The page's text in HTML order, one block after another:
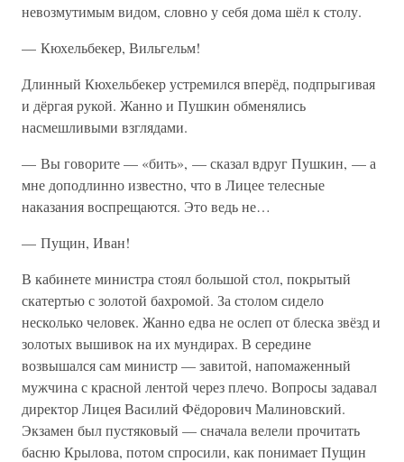
невозмутимым видом, словно у себя дома шёл к столу.
— Кюхельбекер, Вильгельм!
Длинный Кюхельбекер устремился вперёд, подпрыгивая
и дёргая рукой. Жанно и Пушкин обменялись
насмешливыми взглядами.
— Вы говорите — «бить», — сказал вдруг Пушкин, — а
мне доподлинно известно, что в Лицее телесные
наказания воспрещаются. Это ведь не…
— Пущин, Иван!
В кабинете министра стоял большой стол, покрытый
скатертью с золотой бахромой. За столом сидело
несколько человек. Жанно едва не ослеп от блеска звёзд и
золотых вышивок на их мундирах. В середине
возвышался сам министр — завитой, напомаженный
мужчина с красной лентой через плечо. Вопросы задавал
директор Лицея Василий Фёдорович Малиновский.
Экзамен был пустяковый — сначала велели прочитать
басню Крылова, потом спросили, как понимает Пущин